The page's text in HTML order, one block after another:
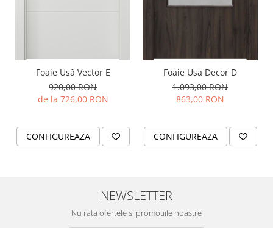
Foaie Ușă Vector E
920,00 RON
de la 726,00 RON
CONFIGUREAZA
Foaie Usa Decor D
1.093,00 RON
863,00 RON
CONFIGUREAZA
NEWSLETTER
Nu rata ofertele si promotiile noastre